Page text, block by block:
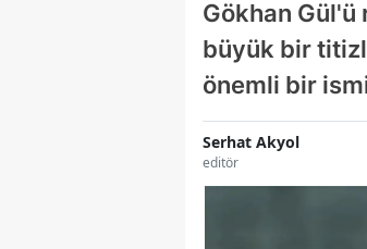
Gökhan Gül'ü
büyük bir
önemli bir
Serhat Akyol
editör